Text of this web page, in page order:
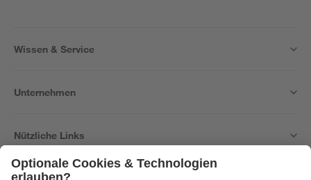
Wissen & Service
Unternehmen
Nützliche Links